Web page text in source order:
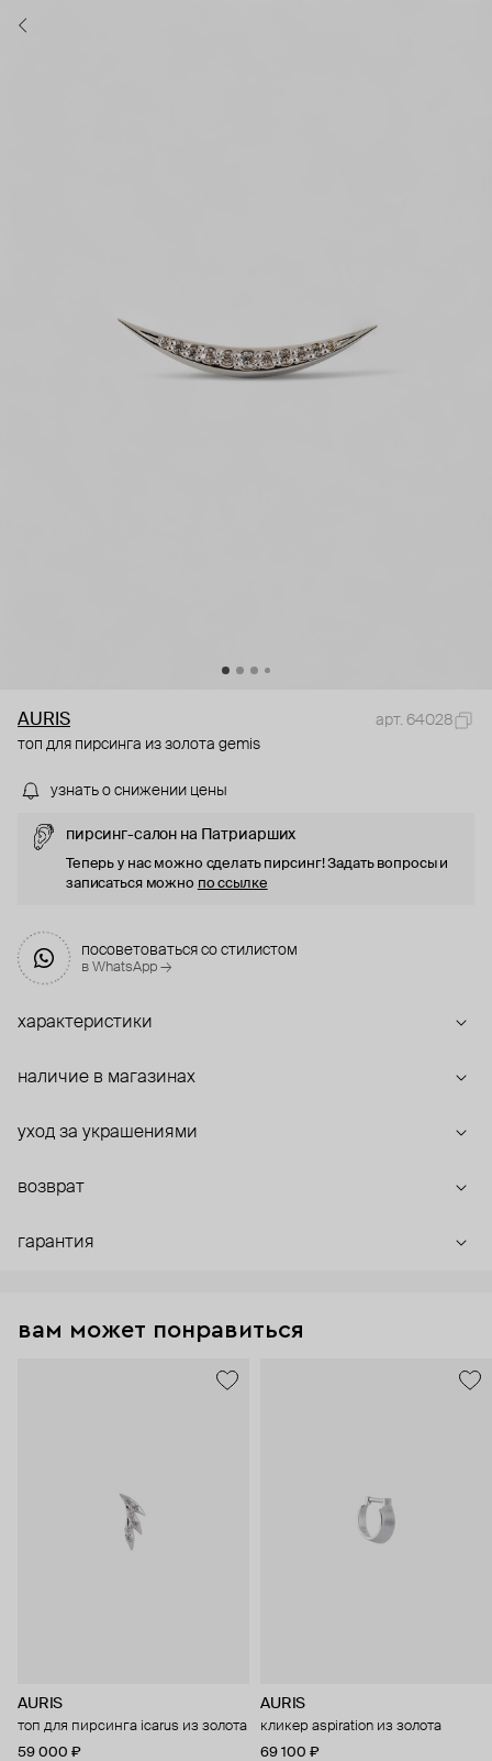
AURIS
арт. 64028
топ для пирсинга из золота gemis
узнать о снижении цены
пирсинг-салон на Патриарших
Теперь у нас можно сделать пирсинг! Задать вопросы и
записаться можно по ссылке
посоветоваться со стилистом
в WhatsApp →
характеристики
наличие в магазинах
уход за украшениями
возврат
гарантия
вам может понравиться
AURIS
топ для пирсинга icarus из золота
59 000 ₽
AURIS
кликер aspiration из золота
69 100 ₽